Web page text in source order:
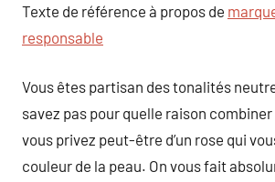
Texte de référence à propos de
responsable
Vous êtes partisan des tonalités
savez pas pour quelle raison combiner
vous privez peut-être d’un rose qui
couleur de la peau. On vous fait